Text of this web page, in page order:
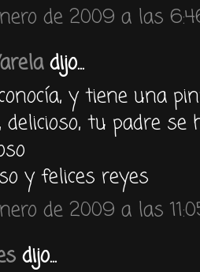
de 2009 a las
dijo...
y tiene una
tu padre
y felices reyes
de 2009 a las
dijo...